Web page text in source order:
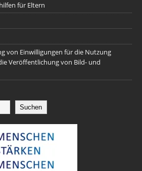
für Eltern
von Einwilligungen für die Nutzung
Veröffentlichung von Bild- und
Suchen